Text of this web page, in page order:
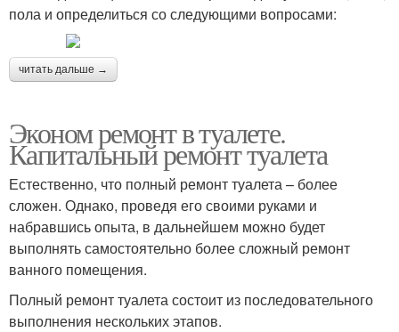
пола и определиться со следующими вопросами:
читать дальше →
Эконом ремонт в туалете.
Капитальный ремонт туалета
Естественно, что полный ремонт туалета – более
сложен. Однако, проведя его своими руками и
набравшись опыта, в дальнейшем можно будет
выполнять самостоятельно более сложный ремонт
ванного помещения.
Полный ремонт туалета состоит из последовательного
выполнения нескольких этапов.